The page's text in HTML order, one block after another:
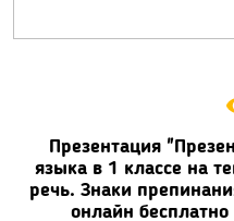
Презентация
языка в 1 классе на
речь. Знаки
онлайн бесплатно